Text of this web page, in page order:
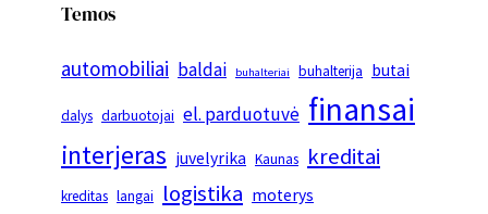
Temos
automobiliai baldai buhalteriai buhalterija butai
dalys darbuotojai el. parduotuvė finansai
interjeras juvelyrika Kaunas kreditai
kreditas langai logistika moterys